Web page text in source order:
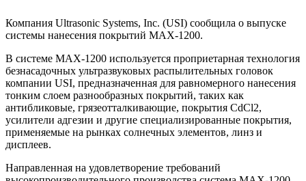
Компания Ultrasonic Systems, Inc. (USI) сообщила о выпуске
системы нанесения покрытий MAX-1200.
В системе MAX-1200 используется проприетарная технология
безнасадочных ультразвуковых распылительных головок
компании USI, предназначенная для равномерного нанесения
тонким слоем разнообразных покрытий, таких как
антибликовые, грязеотталкивающие, покрытия CdCl2,
усилители адгезии и другие специализированные покрытия,
применяемые на рынках солнечных элементов, линз и
дисплеев.
Направленная на удовлетворение требований